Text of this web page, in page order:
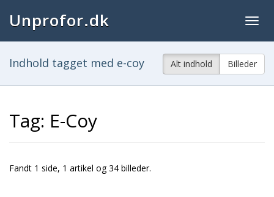
Unprofor.dk
Indhold tagget med e-coy Alt indhold Billeder
Tag: E-Coy
Fandt 1 side, 1 artikel og 34 billeder.